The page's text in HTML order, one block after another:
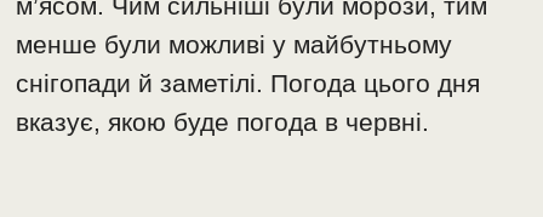
м’ясом. Чим сильніші були морози, тим
менше були можливі у майбутньому
снігопади й заметілі. Погода цього дня
вказує, якою буде погода в червні.